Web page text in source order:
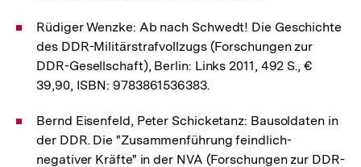
Rüdiger Wenzke: Ab nach Schwedt! Die Geschichte
des DDR-Militärstrafvollzugs (Forschungen zur
DDR-Gesellschaft), Berlin: Links 2011, 492 S., €
39,90, ISBN: 9783861536383.
Bernd Eisenfeld, Peter Schicketanz: Bausoldaten in
der DDR. Die "Zusammenführung feindlich-
negativer Kräfte" in der NVA (Forschungen zur DDR-